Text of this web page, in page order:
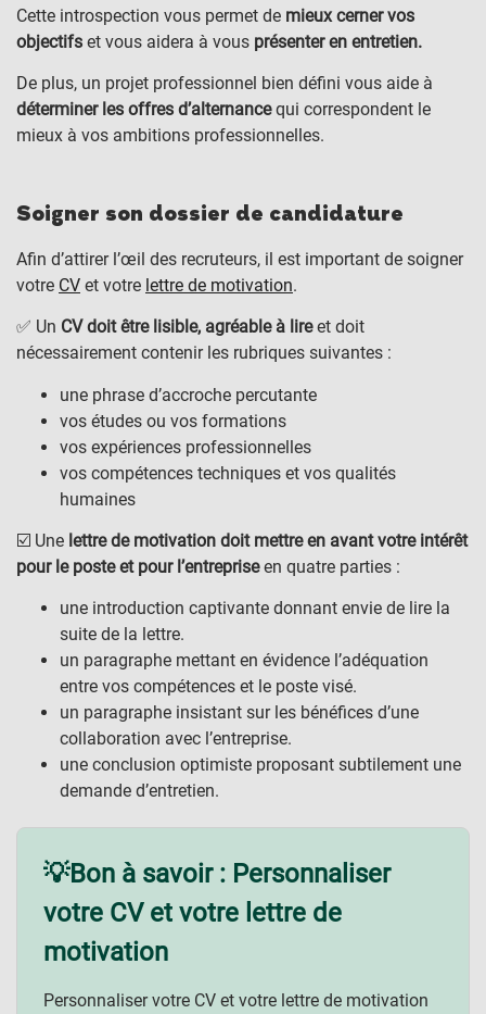
Cette introspection vous permet de mieux cerner vos
objectifs et vous aidera à vous présenter en entretien.
De plus, un projet professionnel bien défini vous aide à
déterminer les offres d’alternancequi correspondent le
mieux à vos ambitions professionnelles.
Soigner son dossier de candidature
Afin d’attirer l’œil des recruteurs, il est important de soigner
votre CV et votre lettre de motivation.
✅ Un CV doit être lisible, agréable à lireet doit
nécessairement contenir les rubriques suivantes :
une phrase d’accroche percutante
vos études ou vos formations
vos expériences professionnelles
vos compétences techniques et vos qualités
humaines
☑️ Une lettre de motivation doit mettre en avant votre intérêt
pour le poste et pour l’entrepriseen quatre parties :
une introduction captivante donnant envie de lire la
suite de la lettre.
un paragraphe mettant en évidence l’adéquation
entre vos compétences et le poste visé.
un paragraphe insistant sur les bénéfices d’une
collaboration avec l’entreprise.
une conclusion optimiste proposant subtilement une
demande d’entretien.
💡Bon à savoir : Personnaliser
votre CV et votre lettre de
motivation
Personnaliser votre CV et votre lettre de motivation